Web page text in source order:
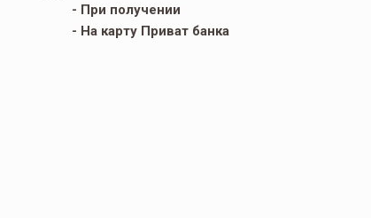
- При получении
- На карту Приват банка